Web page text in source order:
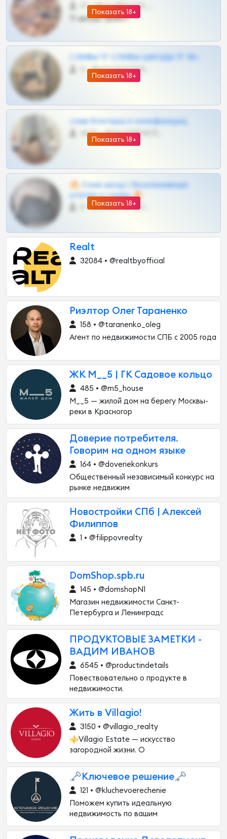
Показать 18+
27 •
Тг шкоды приват
Показать 18+
СЛИВЫ ТГ СЛИВЫ ШКОДЫ ТГ 18+
0 •
Показать 18+
слив блогерш и онлифанщиц
4675 •
Показать 18+
🔥 Слив шкод | Эксклюзивные
утечки и сливы 🔥
0 •
Realt
32084 • @realtbyofficial
Риэлтор Олег Тараненко
158 • @taranenko_oleg
Агент по недвижимости СПБ с 2005 года
ЖК М__5 | ГК Садовое кольцо
485 • @m5_house
М__5 — жилой дом на берегу Москвы-
реки в Красногор
Доверие потребителя.
Говорим на одном языке
164 • @doveriekonkurs
Общественный независимый конкурс на
рынке недвижим
Новостройки СПб | Алексей
Филиппов
1 • @filippovrealty
DomShop.spb.ru
145 • @domshopN1
Магазин недвижимости Санкт-
Петербурга и Ленинградс
ПРОДУКТОВЫЕ ЗАМЕТКИ -
ВАДИМ ИВАНОВ
6545 • @productindetails
Повествовательно о продукте в
недвижимости.
Жить в Villagio!
3150 • @villagio_realty
⚜️Villagio Estate — искусство
загородной жизни. О
🗝Ключевое решение🗝
121 • @kluchevoerechenie
Поможем купить идеальную
недвижимость по вашим